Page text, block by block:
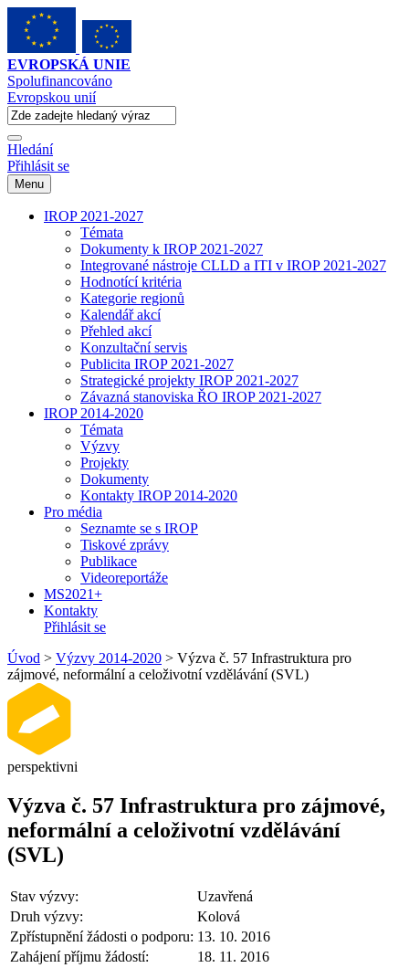
EVROPSKÁ UNIE
Spolufinancováno
Evropskou unií
Hledání
Přihlásit se
Menu
IROP 2021-2027
Témata
Dokumenty k IROP 2021-2027
Integrované nástroje CLLD a ITI v IROP 2021-2027
Hodnotící kritéria
Kategorie regionů
Kalendář akcí
Přehled akcí
Konzultační servis
Publicita IROP 2021-2027
Strategické projekty IROP 2021-2027
Závazná stanoviska ŘO IROP 2021-2027
IROP 2014-2020
Témata
Výzvy
Projekty
Dokumenty
Kontakty IROP 2014-2020
Pro média
Seznamte se s IROP
Tiskové zprávy
Publikace
Videoreportáže
MS2021+
Kontakty
Přihlásit se
Úvod > Výzvy 2014-2020 > Výzva č. 57 Infrastruktura pro
zájmové, neformální a celoživotní vzdělávání (SVL)
perspektivni
Výzva č. 57 Infrastruktura pro zájmové,
neformální a celoživotní vzdělávání
(SVL)
Stav výzvy:
Uzavřená
Druh výzvy:
Kolová
Zpřístupnění žádosti o podporu: 13. 10. 2016
Zahájení příjmu žádostí:
18. 11. 2016